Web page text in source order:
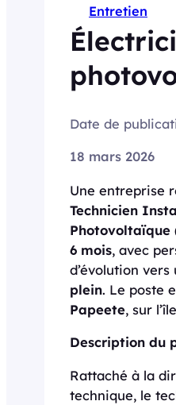
Entretien
Date de
18 mars 2026
Une entreprise
Technicien
Photovoltaïque
6 mois, avec
d’évolution vers
plein. Le poste
Papeete, sur
Description du
Rattaché à la
technique, le